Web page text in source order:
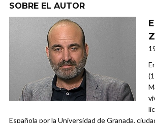
SOBRE EL AUTOR
Española por la Universidad de Granada,